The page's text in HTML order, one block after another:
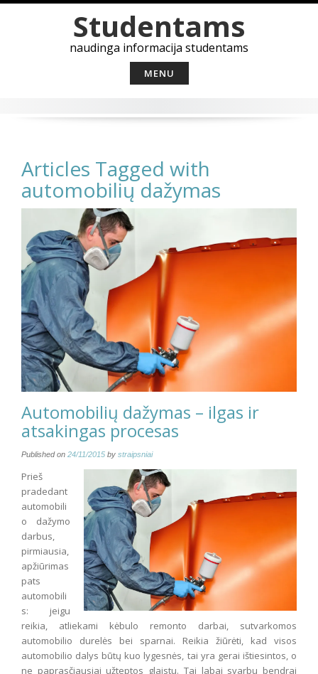
Studentams
naudinga informacija studentams
MENU
Articles Tagged with
automobilių dažymas
Automobilių dažymas – ilgas ir
atsakingas procesas
Published on 24/11/2015 by straipsniai
Prieš
pradedant
automobili
o dažymo
darbus,
pirmiausia,
apžiūrimas
pats
automobili
s: jeigu
reikia, atliekami kėbulo remonto darbai, sutvarkomos
automobilio durelės bei sparnai. Reikia žiūrėti, kad visos
automobilio dalys būtų kuo lygesnės, tai yra gerai ištiesintos, o
ne paprasčiausiai užteptos glaistu. Tai labai svarbu bendrai